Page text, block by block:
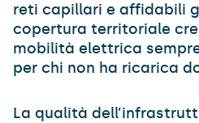
reti capillari e affidabili
copertura territoriale
mobilità elettrica
per chi non ha ricarica
La qualità